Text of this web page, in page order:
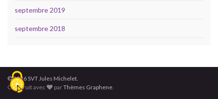
septembre 2019
septembre 2018
© 2026 SVT Jules Michelet.
Construit avec
parThèmes Graphene